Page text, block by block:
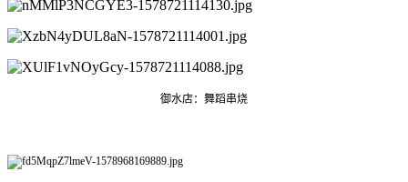
御水店：舞蹈串烧